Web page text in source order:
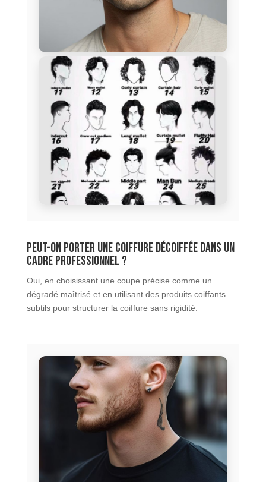
Peut-on porter une coiffure décoiffée dans un
cadre professionnel ?
Oui, en choisissant une coupe précise comme un
dégradé maîtrisé et en utilisant des produits coiffants
subtils pour structurer la coiffure sans rigidité.